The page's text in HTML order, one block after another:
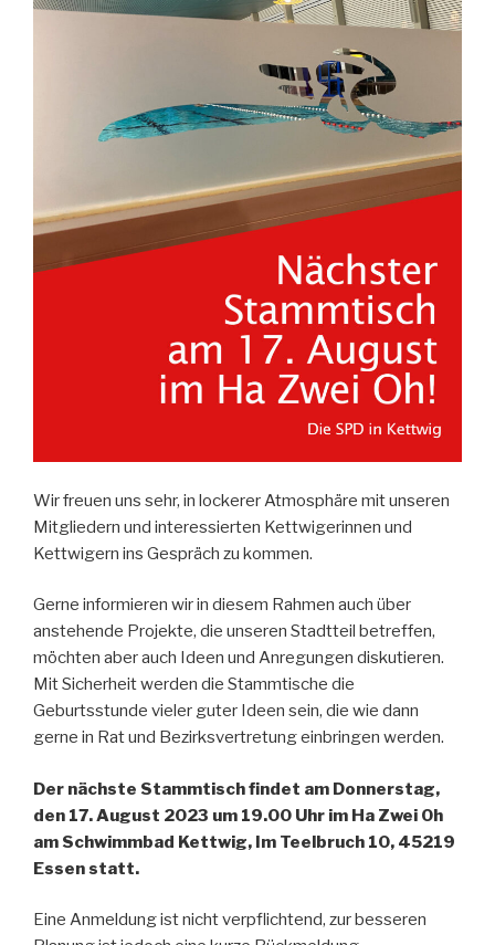
Wir freuen uns sehr, in lockerer Atmosphäre mit unseren
Mitgliedern und interessierten Kettwigerinnen und
Kettwigern ins Gespräch zu kommen.
Gerne informieren wir in diesem Rahmen auch über
anstehende Projekte, die unseren Stadtteil betreffen,
möchten aber auch Ideen und Anregungen diskutieren.
Mit Sicherheit werden die Stammtische die
Geburtsstunde vieler guter Ideen sein, die wie dann
gerne in Rat und Bezirksvertretung einbringen werden.
Der nächste Stammtisch findet am Donnerstag,
den 17. August 2023 um 19.00 Uhr im Ha Zwei Oh
am Schwimmbad Kettwig, Im Teelbruch 10, 45219
Essen statt.
Eine Anmeldung ist nicht verpflichtend, zur besseren